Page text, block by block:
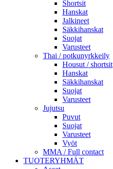
Shortsit
Hanskat
Jalkineet
Säkkihanskat
Suojat
Varusteet
Thai / potkunyrkkeily
Housut / shortsit
Hanskat
Säkkihanskat
Suojat
Varusteet
Jujutsu
Puvut
Suojat
Varusteet
Vyöt
MMA / Full contact
TUOTERYHMÄT